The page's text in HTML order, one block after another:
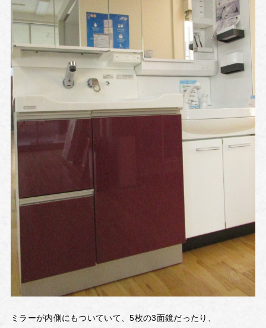
ミラーが内側にもついていて、5枚の3面鏡だったり、